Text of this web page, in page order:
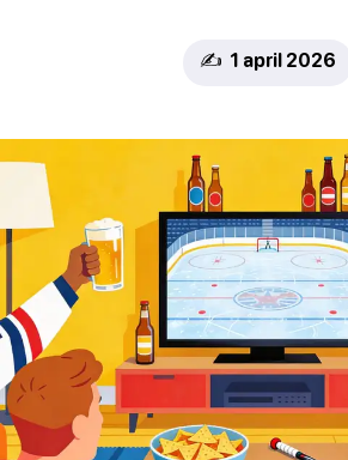
✍️ 1 april 2026